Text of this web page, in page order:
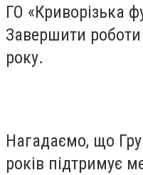
ГО «Криворізька
Завершити
року.
Нагадаємо, що
років підтримує